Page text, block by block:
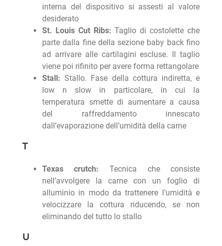
interna del dispositivo si assesti al valore
desiderato
St. Louis Cut Ribs: Taglio di costolette che
parte dalla fine della sezione baby back fino
ad arrivare alle cartilagini escluse. Il taglio
viene poi rifinito per avere forma rettangolare
Stall: Stallo. Fase della cottura indiretta, e
low n slow in particolare, in cui la
temperatura smette di aumentare a causa
del raffreddamento innescato
dall’evaporazione dell’umidità della carne
T
Texas crutch: Tecnica che consiste
nell’avvolgere la carne con un foglio di
alluminio in modo da trattenere l’umidità e
velocizzare la cottura riducendo, se non
eliminando del tutto lo stallo
U